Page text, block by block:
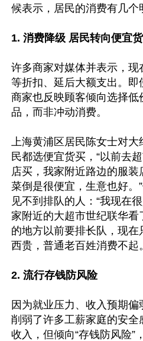
候表示，居民的消费有几个
1. 消费降级 居民转向便宜货
许多商家对媒体并表示，现
等折扣、延后大额支出。
商家也反映顾客倾向选择
品，而非冲动消费。
上海黄浦区居民陈女士对
民都选便宜货买，“以前去
店买，我家附近路边的服装
菜倒是很便宜，生意也好。
见不到排队的人：“我现在
家附近的大超市世纪联华
的地方以前要排长队，现
西贵，普通老百姓消费不起
2. 流行存钱防风险
因为就业压力、收入预期偏
削弱了许多工薪家庭的安
收入，但倾向“存钱防风险”